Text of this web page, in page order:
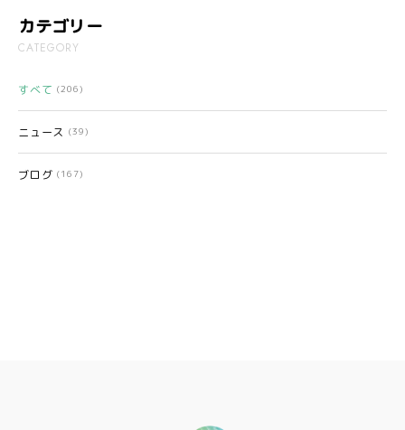
カテゴリー
CATEGORY
すべて (206)
ニュース (39)
ブログ (167)